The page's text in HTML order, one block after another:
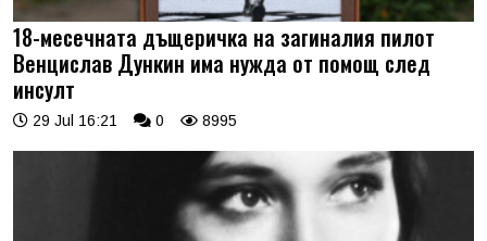
18-месечната дъщеричка на загиналия пилот
Венцислав Дункин има нужда от помощ след
инсулт
29 Jul 16:21 0 8995